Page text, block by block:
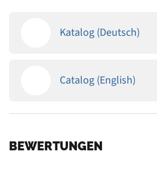
Katalog (Deutsch)
Catalog (English)
BEWERTUNGEN